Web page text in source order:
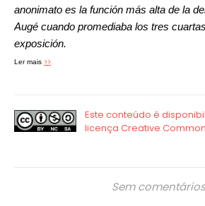
anonimato es la función más alta de la
Augé cuando promediaba los tres
exposición.
Ler mais >>
Sem comentários